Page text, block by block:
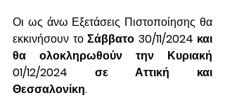
Οι ως άνω Εξετάσεις Πιστοποίησης θα
εκκινήσουν το Σάββατο 30/11/2024 και
θα ολοκληρωθούν την Κυριακή
01/12/2024 σε Αττική και
Θεσσαλονίκη.